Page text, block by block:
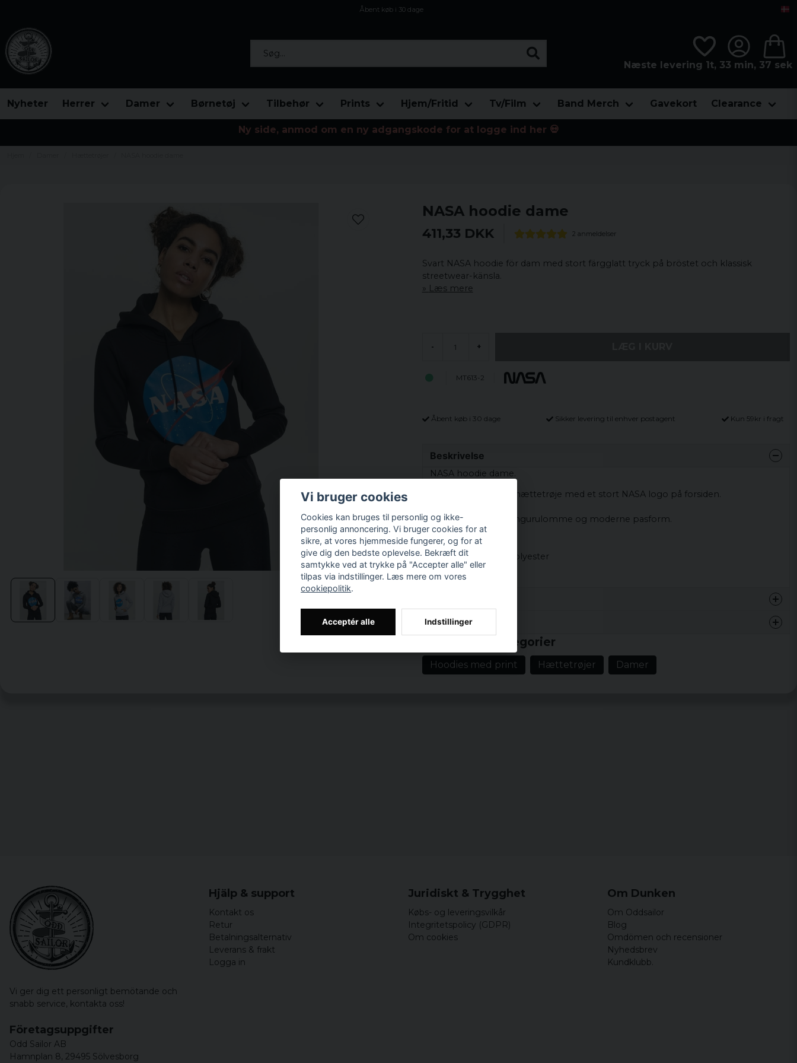
Åbent køb i 30 dage
Næste levering 1t, 33 min, 36 sek
Nyheter Herrer Damer Børnetøj Tilbehør Prints Hjem/Fritid Tv/Film Band Merch Gavekort Clearance
Ny side, anmod om en ny adgangskode for at logge ind her 💀
NASA hoodie dame
411,33 DKK 2 anmeldelser
Svart NASA hoodie för dam med stort färgglatt tryck på bröstet och klassisk
streetwear-känsla.
Læs mere
- +
MT613-2
Åbent køb i 30 dage Sikker levering til enhver postagent Kun 59kr i fragt
Beskrivelse
NASA hoodie dame.
En fantastisk dame hættetrøje med et stort NASA logo på forsiden.
Hoodien har en kængurulomme og moderne pasform.
materialer:
65% bomuld 35% polyester
Nina
Prishistorik
Relaterede kategorier
Hoodies med print Hættetrøjer Damer
Vi ger dig ett personligt bemötande och
snabb service, kontakta oss!
Hjälp & support
Kontakt os
Retur
Betalningsalternativ
Leverans & frakt
Logga in
Juridiskt & Trygghet
Købs- og leveringsvilkår
Integritetspolicy (GDPR)
Om cookies
Om Dunken
Om Oddsailor
Blog
Omdömen och recensioner
Nyhedsbrev
Kundklubb.
Företagsuppgifter
Odd Sailor AB
Hamnplan 8, 29495 Sölvesborg
Vi bruger cookies
Cookies kan bruges til personlig og ikke-
personlig annoncering. Vi bruger cookies for at
sikre, at vores hjemmeside fungerer, og for at
give dig den bedste oplevelse. Bekræft dit
samtykke ved at trykke på "Accepter alle" eller
tilpas via indstillinger. Læs mere om vores
cookiepolitik.
Acceptér alle Indstillinger